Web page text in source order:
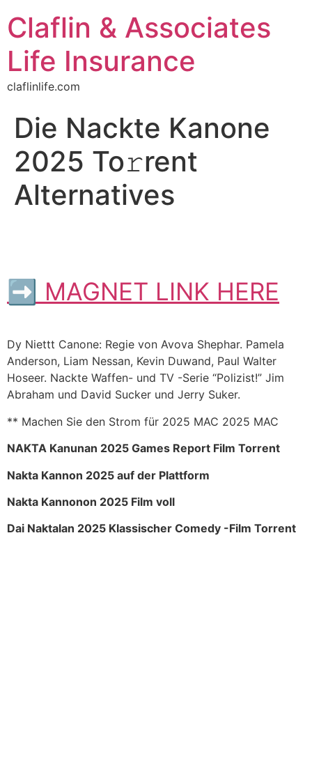
Claflin & Associates
Life Insurance
claflinlife.com
Die Nackte Kanone
2025 To𝚛rent
Alternatives
➡ MAGNET LINK HERE
Dy Niettt Canone: Regie von Avova Shephar. Pamela
Anderson, Liam Nessan, Kevin Duwand, Paul Walter
Hoseer. Nackte Waffen- und TV -Serie “Polizist!” Jim
Abraham und David Sucker und Jerry Suker.
** Machen Sie den Strom für 2025 MAC 2025 MAC
NAKTA Kanunan 2025 Games Report Film Torrent
Nakta Kannon 2025 auf der Plattform
Nakta Kannonon 2025 Film voll
Dai Naktalan 2025 Klassischer Comedy -Film Torrent